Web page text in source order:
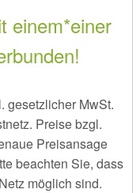
einem*einer
gesetzlicher MwSt.
Preise bzgl.
Preisansage
beachten Sie, dass
möglich sind.